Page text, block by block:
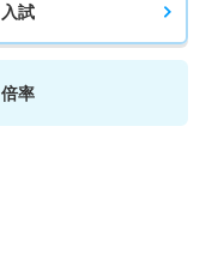
入試
倍率